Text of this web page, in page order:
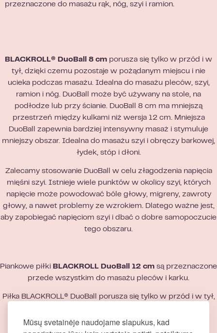
Mūsų svetainėje naudojame slapukus, kad
przeznaczone do masażu rąk, nóg, szyi i ramion.
BLACKROLL® DuoBall 8 cm porusza się tylko w przód i w
tył, dzięki czemu pozostaje w pożądanym miejscu i nie
ucieka podczas masażu. Idealna do masażu pleców, szyi,
ramion i nóg. DuoBall może być używany na stole, na
podłodze lub przy ścianie. DuoBall 8 cm ma mniejszą
przestrzeń między kulkami niż wersja 12 cm. Mniejsza
DuoBall zapewnia bardziej intensywny masaż i stymuluje
mniejszy obszar. Idealna do masażu szyi i obręczy barkowej,
łydek, stóp i dłoni.
Zalecamy stosowanie DuoBall w celu złagodzenia napięcia
mięśni szyi. Istnieje wiele punktów w okolicy szyi, których
napięcie może powodować bóle głowy, migreny, zawroty
głowy, a nawet problemy ze wzrokiem. Dlatego ważne jest,
aby zapobiegać napięciom szyi i dbać o dobre samopoczucie
tego obszaru.
Piankowe piłki BLACKROLL DuoBall 12 cm są przeznaczone
przede wszystkim do masażu pleców i karku.
Piłka BLACKROLL® DuoBall porusza się tylko w przód i w tył,
umieścić. Doskonale nadaje się do masażu pleców, szyi,